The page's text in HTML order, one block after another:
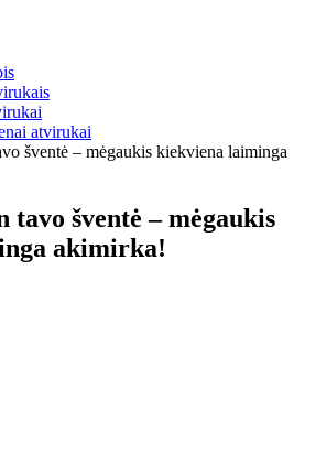
atvirukai
šventė – mėgaukis kiekviena laiminga
tavo šventė – mėgaukis
akimirka!